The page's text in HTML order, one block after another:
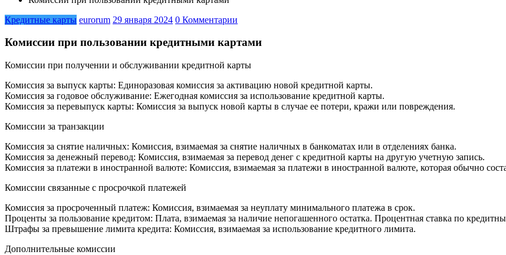
Кредитные карты eurorum 29 января 2024 0 Комментарии
Комиссии при пользовании кредитными картами
Комиссии при получении и обслуживании кредитной карты
Комиссия за выпуск карты: Единоразовая комиссия за активацию новой кредитной карты.
Комиссия за годовое обслуживание: Ежегодная комиссия за использование кредитной карты.
Комиссия за перевыпуск карты: Комиссия за выпуск новой карты в случае ее потери, кражи или повреждения.
Комиссии за транзакции
Комиссия за снятие наличных: Комиссия, взимаемая за снятие наличных в банкоматах или в отделениях банка.
Комиссия за денежный перевод: Комиссия, взимаемая за перевод денег с кредитной карты на другую учетную запись.
Комиссия за платежи в иностранной валюте: Комиссия, взимаемая за платежи в иностранной валюте, которая обычно
Комиссии связанные с просрочкой платежей
Комиссия за просроченный платеж: Комиссия, взимаемая за неуплату минимального платежа в срок.
Проценты за пользование кредитом: Плата, взимаемая за наличие непогашенного остатка. Процентная ставка по
Штрафы за превышение лимита кредита: Комиссия, взимаемая за использование кредитного лимита.
Дополнительные комиссии